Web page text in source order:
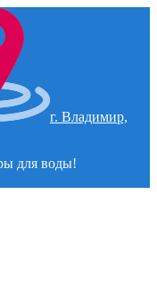
г. Владимир,
для воды!